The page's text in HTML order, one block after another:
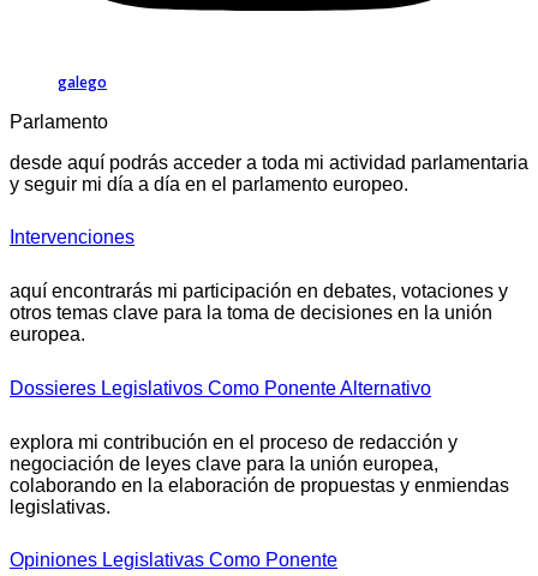
galego
Parlamento
desde aquí podrás acceder a toda mi actividad parlamentaria
y seguir mi día a día en el parlamento europeo.
Intervenciones
aquí encontrarás mi participación en debates, votaciones y
otros temas clave para la toma de decisiones en la unión
europea.
Dossieres Legislativos Como Ponente Alternativo
explora mi contribución en el proceso de redacción y
negociación de leyes clave para la unión europea,
colaborando en la elaboración de propuestas y enmiendas
legislativas.
Opiniones Legislativas Como Ponente